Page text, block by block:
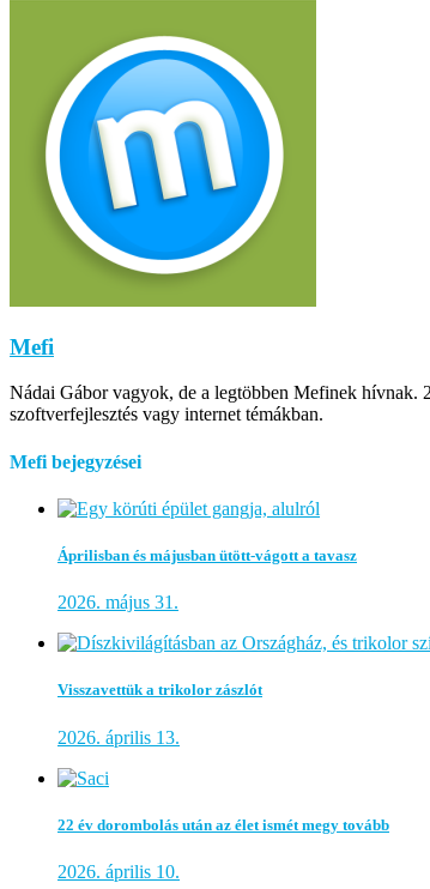
Mefi
Nádai Gábor vagyok, de a legtöbben Mefinek hívnak.
szoftverfejlesztés vagy internet témákban.
Mefi bejegyzései
Áprilisban és májusban ütött-vágott a tavasz
2026. május 31.
Visszavettük a trikolor zászlót
2026. április 13.
22 év dorombolás után az élet ismét megy tovább
2026. április 10.